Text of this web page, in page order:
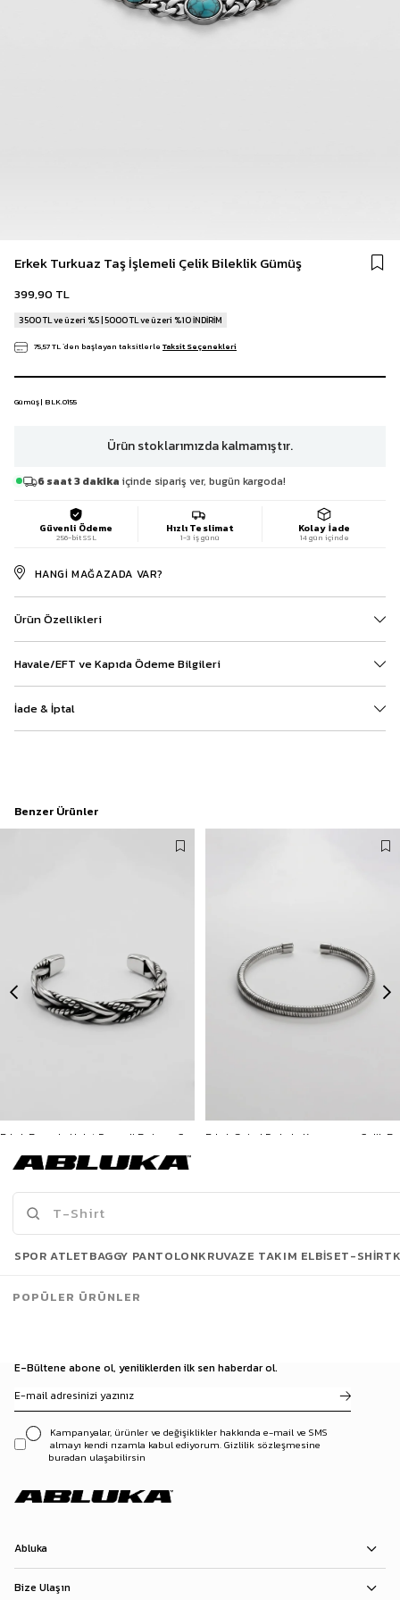
Erkek Turkuaz Taş İşlemeli Çelik Bileklik Gümüş
399,90 TL
3500 TL ve üzeri %5 | 5000 TL ve üzeri %10 İNDİRİM
75,57 TL`den başlayan taksitlerle Taksit Seçenekleri
Gümüş | BLK.0155
Ürün stoklarımızda kalmamıştır.
6 saat 3 dakika içinde sipariş ver, bugün kargoda!
Güvenli Ödeme
256-bit SSL
Hızlı Teslimat
1-3 iş günü
Kolay İade
14 gün içinde
HANGI MAĞAZADA VAR?
Ürün Özellikleri
Havale/EFT ve Kapıda Ödeme Bilgileri
İade & İptal
Benzer Ürünler
799,90 TL
İNDİRİM
İNDİRİM
Son Bakılanlar
E-Bültene abone ol, yeniliklerden ilk sen haberdar ol.
Kampanyalar, ürünler ve değişiklikler hakkında e-mail ve SMS
almayı kendi rızamla kabul ediyorum. Gizlilik sözleşmesine
buradan ulaşabilirsin
Abluka
Bize Ulaşın
SPOR ATLETBAGGY PANTOLONKRUVAZE TAKIM ELBISET-SHIRT
POPÜLER ÜRÜNLER